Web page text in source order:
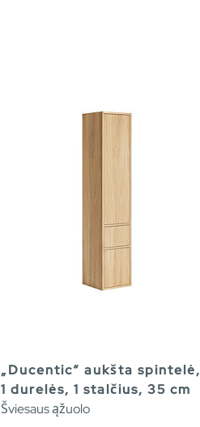
„Ducentic“ aukšta spintelė,
1 durelės, 1 stalčius, 35 cm
Šviesaus ąžuolo